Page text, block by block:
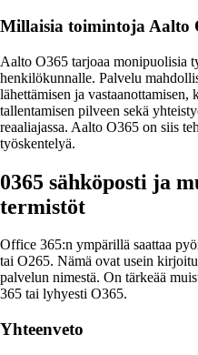
Millaisia toimintoja Aalto
Aalto O365 tarjoaa monipuolisia
henkilökunnalle. Palvelu
lähettämisen ja vastaanottamisen,
tallentamisen pilveen sekä
reaaliajassa. Aalto O365 on siis
työskentelyä.
0365 sähköposti ja
termistöt
Office 365:n ympärillä saattaa
tai O265. Nämä ovat usein
palvelun nimestä. On tärkeää
365 tai lyhyesti O365.
Yhteenveto